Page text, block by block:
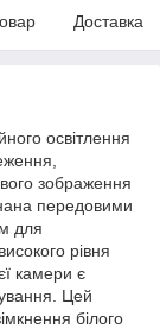
Доставка
освітлення
зображення
передовими
для
рівня
камери є
Цей
білого